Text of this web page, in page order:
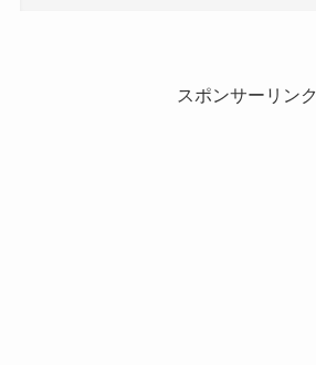
スポンサーリンク